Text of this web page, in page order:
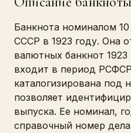
Банкнота номиналом
СССР в 1923 году. Она
валютных банкнот
входит в период
каталогизирована под
позволяет
выпуска. Ее номинал,
справочный номер